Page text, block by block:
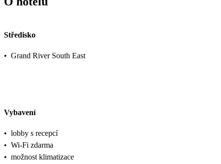
Středisko
• Grand River South East
Vybavení
• lobby s recepcí
• Wi-Fi zdarma
• možnost klimatizace